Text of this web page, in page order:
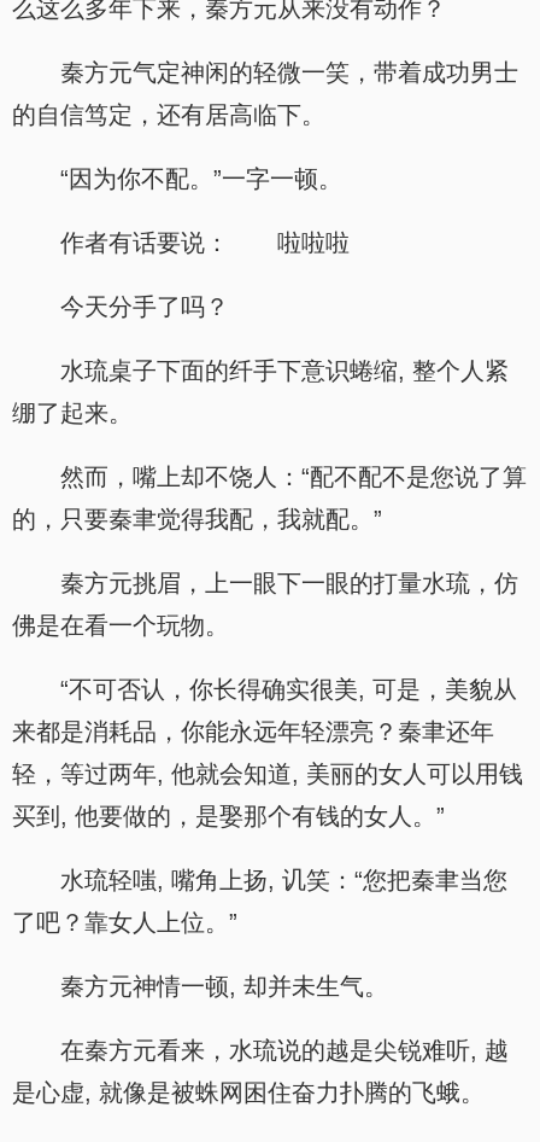
么这么多年下来，秦方元从来没有动作？
秦方元气定神闲的轻微一笑，带着成功男士
的自信笃定，还有居高临下。
“因为你不配。”一字一顿。
作者有话要说： 啦啦啦
今天分手了吗？
水琉桌子下面的纤手下意识蜷缩, 整个人紧
绷了起来。
然而，嘴上却不饶人：“配不配不是您说了算
的，只要秦聿觉得我配，我就配。”
秦方元挑眉，上一眼下一眼的打量水琉，仿
佛是在看一个玩物。
“不可否认，你长得确实很美, 可是，美貌从
来都是消耗品，你能永远年轻漂亮？秦聿还年
轻，等过两年, 他就会知道, 美丽的女人可以用钱
买到, 他要做的，是娶那个有钱的女人。”
水琉轻嗤, 嘴角上扬, 讥笑：“您把秦聿当您
了吧？靠女人上位。”
秦方元神情一顿, 却并未生气。
在秦方元看来，水琉说的越是尖锐难听, 越
是心虚, 就像是被蛛网困住奋力扑腾的飞蛾。